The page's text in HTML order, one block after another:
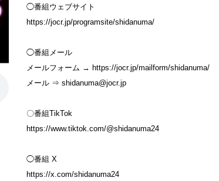
◯番組ウェブサイト
⁠https://jocr.jp/programsite/shidanuma/
◯番組メール
メールフォーム → https://jocr.jp/mailform/shidanuma/
メール ⇒ shidanuma@jocr.jp
〇番組TikTok
https://www.tiktok.com/@shidanuma24
◯番組 X
https://x.com/shidanuma24